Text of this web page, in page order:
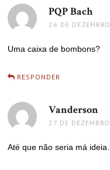
PQP Bachdisse:
26 DE
Uma caixa de bombons?
RESPONDER
Vanderson
27 DE
Até que não seria má